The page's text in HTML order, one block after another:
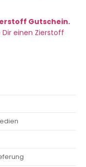
Gutschein.
einen Zierstoff